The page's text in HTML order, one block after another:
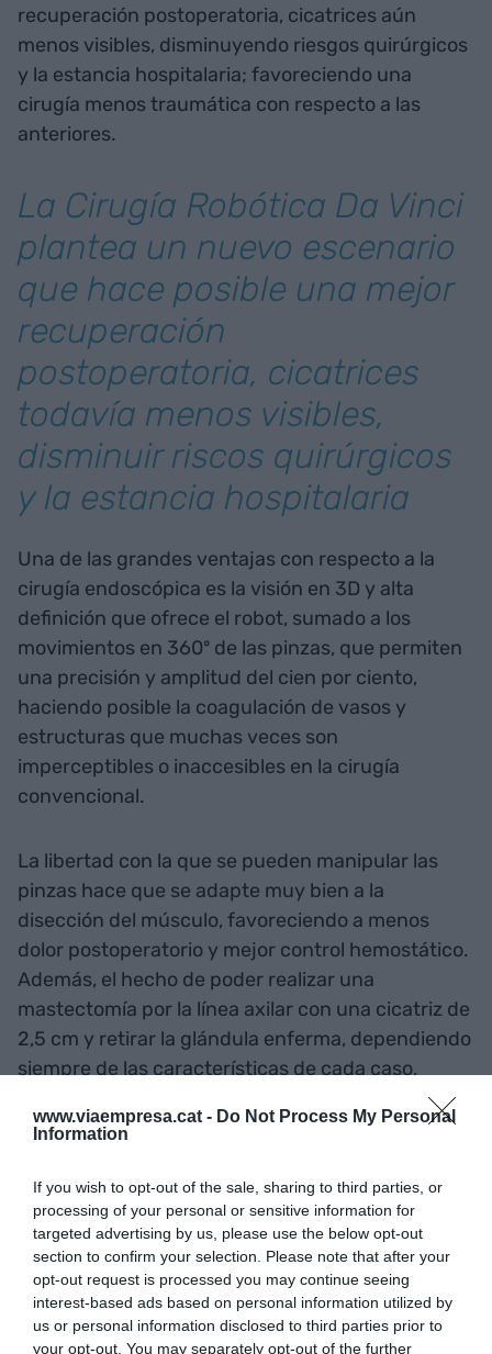
www.viaempresa.cat - Do Not Process My Personal
Information
If you wish to opt-out of the sale, sharing to third parties, or
processing of your personal or sensitive information for
targeted advertising by us, please use the below opt-out
section to confirm your selection. Please note that after your
opt-out request is processed you may continue seeing
interest-based ads based on personal information utilized by
us or personal information disclosed to third parties prior to
your opt-out. You may separately opt-out of the further
recuperación postoperatoria, cicatrices aún
menos visibles, disminuyendo riesgos quirúrgicos
y la estancia hospitalaria; favoreciendo una
cirugía menos traumática con respecto a las
anteriores.
La Cirugía Robótica Da Vinci
plantea un nuevo escenario
que hace posible una mejor
recuperación
postoperatoria, cicatrices
todavía menos visibles,
disminuir riscos quirúrgicos
y la estancia hospitalaria
Una de las grandes ventajas con respecto a la
cirugía endoscópica es la visión en 3D y alta
definición que ofrece el robot, sumado a los
movimientos en 360º de las pinzas, que permiten
una precisión y amplitud del cien por ciento,
haciendo posible la coagulación de vasos y
estructuras que muchas veces son
imperceptibles o inaccesibles en la cirugía
convencional.
La libertad con la que se pueden manipular las
pinzas hace que se adapte muy bien a la
disección del músculo, favoreciendo a menos
dolor postoperatorio y mejor control hemostático.
Además, el hecho de poder realizar una
mastectomía por la línea axilar con una cicatriz de
2,5 cm y retirar la glándula enferma, dependiendo
siempre de las características de cada caso,
respecto a la cirugía
endoscópica son la visión en
3D en alta definición que
ofrece el robot y los